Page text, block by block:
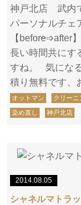
神戸北店 武内
パーソナルチェ
【before➩after
長い時間共にす
すね。 気にな
積り無料です
オットマン クリーニ
染め直し 神戸北店
2014.08.05
シャネルマトラ